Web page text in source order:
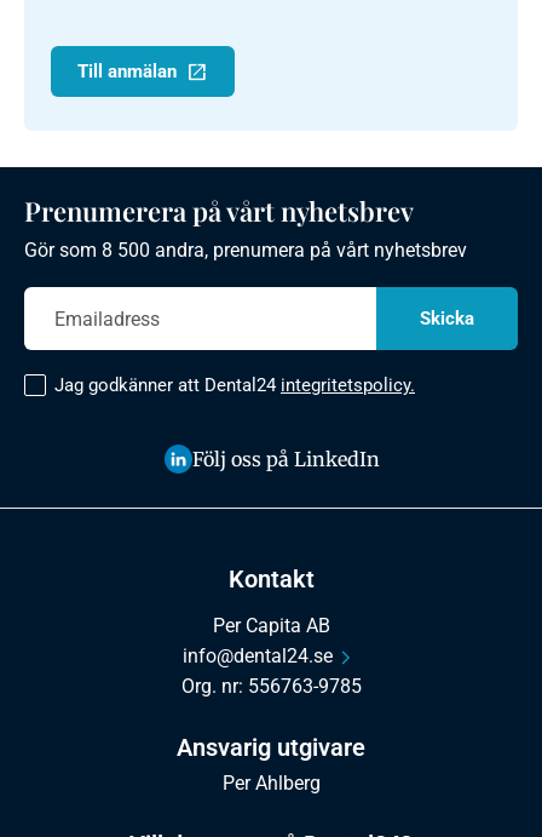
Till anmälan
Kontakt
Per Capita AB
info@dental24.se
Org. nr: 556763-9785
Ansvarig utgivare
Per Ahlberg
Prenumerera på vårt nyhetsbrev
Gör som 8 500 andra, prenumera på vårt nyhetsbrev
Jag godkänner att Dental24 integritetspolicy.
Följ oss på LinkedIn